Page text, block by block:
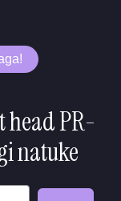
head PR-
natuke